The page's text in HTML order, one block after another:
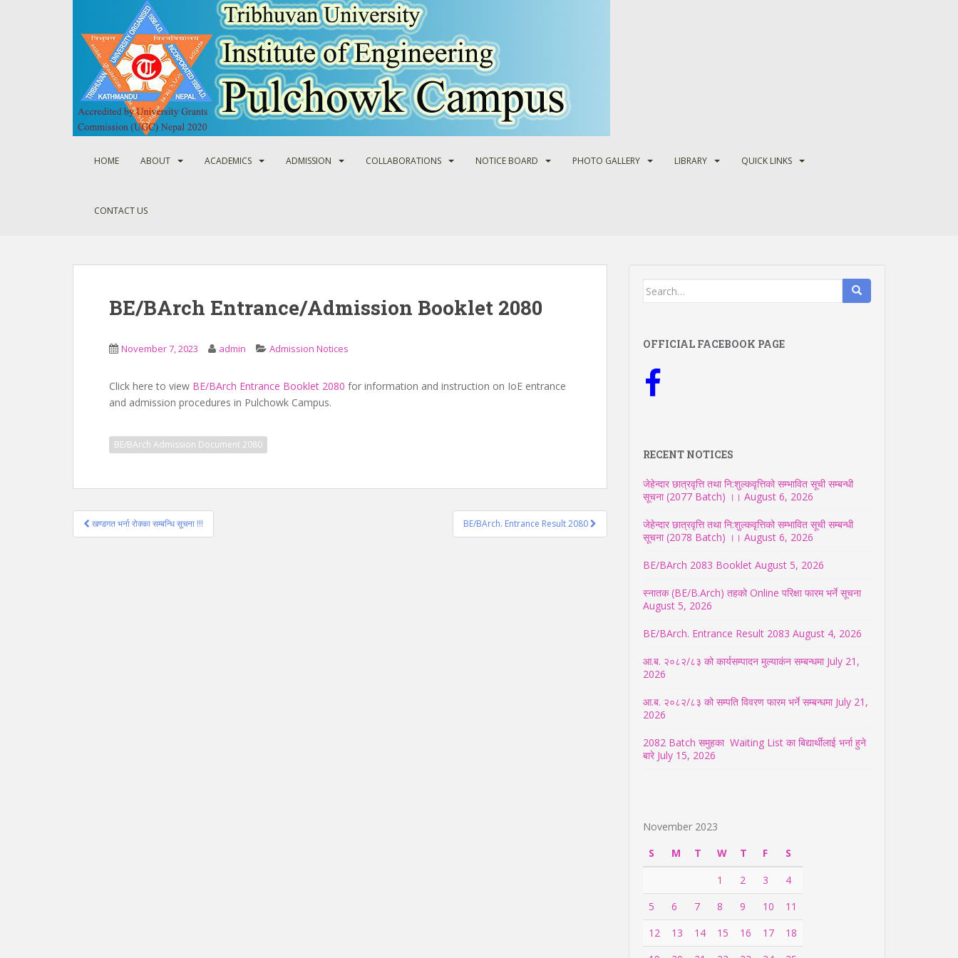
HOME ABOUT ACADEMICS ADMISSION COLLABORATIONS NOTICE BOARD PHOTO GALLERY LIBRARY QUICK LINKS
CONTACT US
BE/BArch Entrance/Admission Booklet 2080
November 7, 2023 admin Admission Notices
Click here to view BE/BArch Entrance Booklet 2080 for information and instruction on IoE entrance
and admission procedures in Pulchowk Campus.
BE/BArch Admission Document 2080
Post
navigation
खण्डगत भर्ना रोक्का सम्बन्धि सूचना !!! BE/BArch. Entrance Result 2080
Search
OFFICIAL FACEBOOK PAGE
RECENT NOTICES
जेहेन्दार छात्रवृत्ति तथा नि:शुल्कवृत्तिको सम्भावित सूची सम्बन्धी
सूचना (2077 Batch) ।। August 6, 2026
जेहेन्दार छात्रवृत्ति तथा नि:शुल्कवृत्तिको सम्भावित सूची सम्बन्धी
सूचना (2078 Batch) ।। August 6, 2026
BE/BArch 2083 Booklet August 5, 2026
स्नातक (BE/B.Arch) तहको Online परिक्षा फारम भर्ने सूचना
August 5, 2026
BE/BArch. Entrance Result 2083 August 4, 2026
आ.ब. २०८२/८३ को कार्यसम्पादन मुल्याकंन सम्बन्धमा July 21,
2026
आ.ब. २०८२/८३ को सम्पति विवरण फारम भर्ने सम्बन्धमा July 21,
2026
2082 Batch समुहका Waiting List का बिद्यार्थीलाई भर्ना हुने
बारे July 15, 2026
November 2023
S
M T W T F
S
1
2 3
4
5
6 7 8 9 10
11
12
13 14 15 16 17
18